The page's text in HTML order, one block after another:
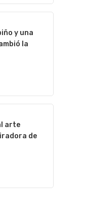
y una
la
arte
de